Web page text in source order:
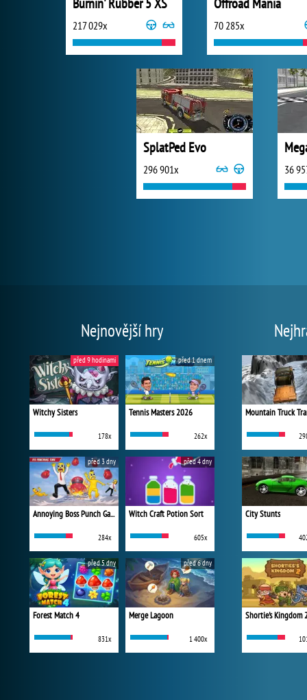
217 029x 70 285x
SplatPed Evo
296 901x 36
Nejnovější hry
Witchy Sisters
178x
před 9 hodinami
Tennis Masters 2026
262x
před 1 dnem
Annoying Boss Punch Game
284x
před 3 dny
Witch Craft Potion Sort
605x
před 4 dny
Forest Match 4
831x
před 5 dny
Merge Lagoon
1 400x
před 6 dny
Mountain Truck
City Stunts
Shortie's Kingdom